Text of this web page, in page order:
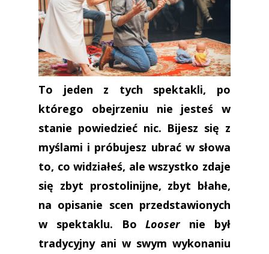
To jeden z tych spektakli, po
którego obejrzeniu nie jesteś w
stanie powiedzieć nic. Bijesz się z
myślami i próbujesz ubrać w słowa
to, co widziałeś, ale wszystko zdaje
się zbyt prostolinijne, zbyt błahe,
na opisanie scen przedstawionych
w spektaklu. BoLoosernie był
tradycyjny ani w swym wykonaniu